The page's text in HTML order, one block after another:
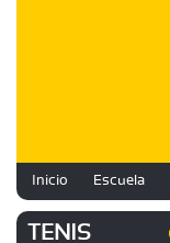
Inicio Escuela
TENIS